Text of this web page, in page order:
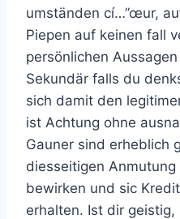
umständen cí…”œur,
Piepen auf keinen fall
persönlichen
Sekundär falls du
sich damit den
ist Achtung ohne
Gauner sind erheblich
diesseitigen
bewirken und sic
erhalten. Ist dir